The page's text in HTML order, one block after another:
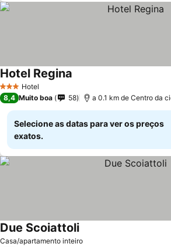
3 EstrelasHotel
Hotel Regina
8,4 Muito boa 58 a 0.1 km de Centro da
Selecione as datas para ver os preços
exatos.
Casa/apartamento inteiro
Due ScoiattoliVer preços